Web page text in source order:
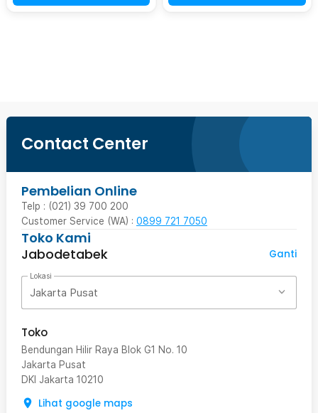
Contact Center
Pembelian Online
Telp : (021) 39 700 200
Customer Service (WA) : 0899 721 7050
Toko Kami
Jabodetabek
Ganti
Lokasi
Jakarta Pusat
Toko
Bendungan Hilir Raya Blok G1 No. 10
Jakarta Pusat
DKI Jakarta 10210
Lihat google maps